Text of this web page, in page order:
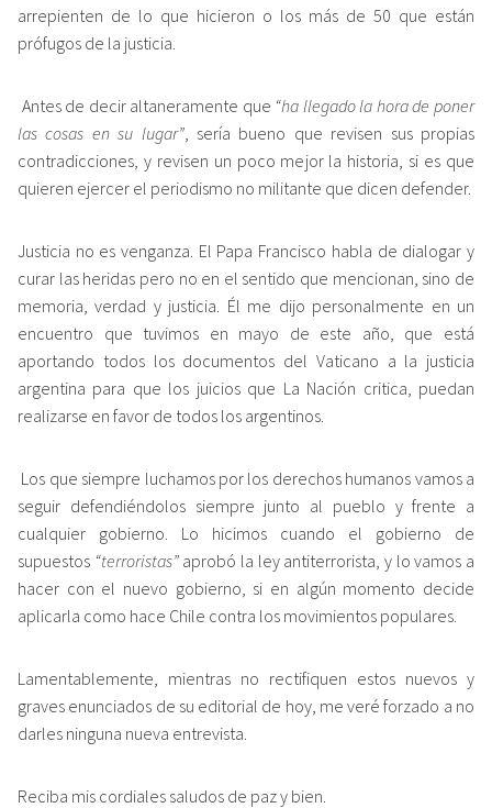
arrepienten de lo que hicieron o los más de 50 que están
prófugos de la justicia.
Antes de decir altaneramente que “ha llegado la hora de poner
las cosas en su lugar”, sería bueno que revisen sus propias
contradicciones, y revisen un poco mejor la historia, si es que
quieren ejercer el periodismo no militante que dicen defender.
Justicia no es venganza. El Papa Francisco habla de dialogar y
curar las heridas pero no en el sentido que mencionan, sino de
memoria, verdad y justicia. Él me dijo personalmente en un
encuentro que tuvimos en mayo de este año, que está
aportando todos los documentos del Vaticano a la justicia
argentina para que los juicios que La Nación critica, puedan
realizarse en favor de todos los argentinos.
Los que siempre luchamos por los derechos humanos vamos a
seguir defendiéndolos siempre junto al pueblo y frente a
cualquier gobierno. Lo hicimos cuando el gobierno de
supuestos “terroristas”aprobó la ley antiterrorista, y lo vamos a
hacer con el nuevo gobierno, si en algún momento decide
aplicarla como hace Chile contra los movimientos populares.
Lamentablemente, mientras no rectifiquen estos nuevos y
graves enunciados de su editorial de hoy, me veré forzado a no
darles ninguna nueva entrevista.
Reciba mis cordiales saludos de paz y bien.